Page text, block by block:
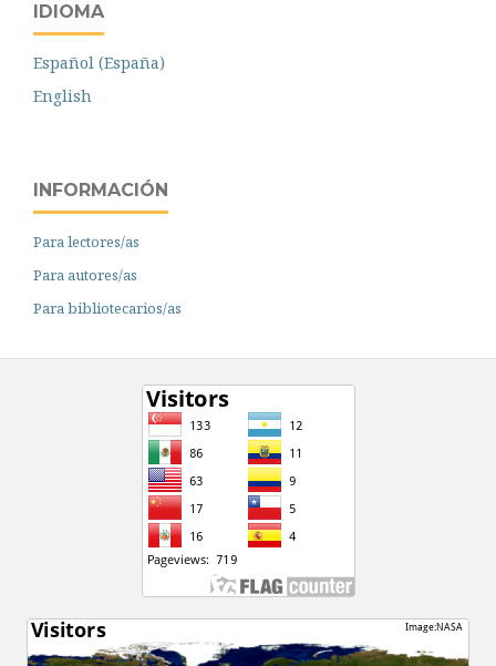
IDIOMA
Español (España)
English
INFORMACIÓN
Para lectores/as
Para autores/as
Para bibliotecarios/as